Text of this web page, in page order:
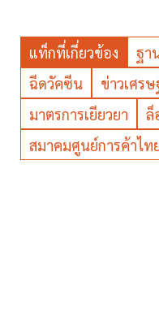
แท็กที่เกี่ยวข้อง ฐา
ฉีดวัคซีน
ข่าวเศร
มาตรการเยียวยา
ล็
สมาคมศูนย์การค้าไท